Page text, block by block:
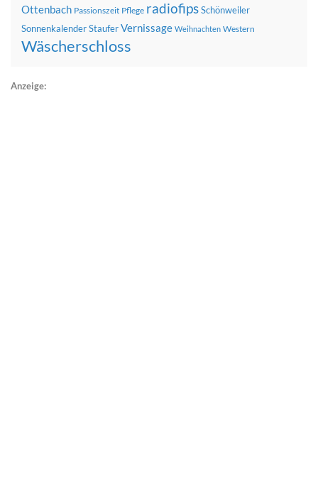
Ottenbach Passionszeit Pflege radiofipsSchönweiler
SonnenkalenderStauferVernissage Weihnachten Western
Wäscherschloss
Anzeige: